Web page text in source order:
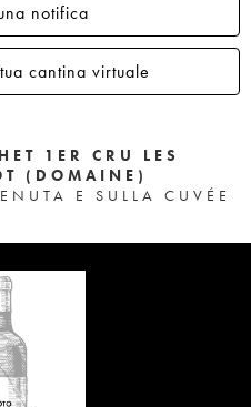
notifica
cantina virtuale
1ER CRU LES
(DOMAINE)
E SULLA CUVÉE